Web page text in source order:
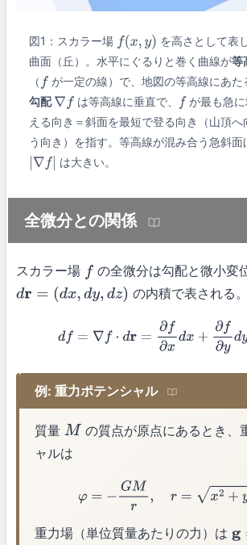
図1：スカラー場 f( x,y)
を高さとして表
曲面（丘）。水平にぐるりと巻く曲線が等
（f が一定の線）で、地図の等高線にあた
勾配 ∇f は等高線に垂直で、 f が最も急
える向き＝斜面を最短で登る向き（山頂へ
う向き）を指す。等高線が混み合う急斜面
∇f | は大きい。
全微分との関係
スカラー場 f の全微分は勾配と微小変
dr=(d x,dy,dz) の内積で表される。
df=∇ dr= ∂f xd +∂ ∂ dy+ ∂f
例: 重力ポテンシャル
質量 M の質点が原点にあるとき、
ャルは
φ=− ,r y2+z2
重力場（単位質量あたりの力）は g